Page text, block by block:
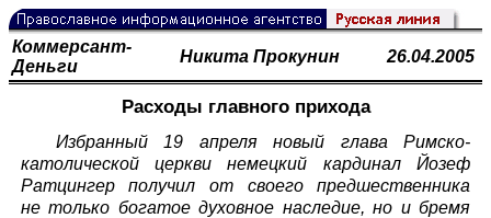
Коммерсант-
Деньги
Никита Прокунин 26.04.2005
Расходы главного прихода
Избранный 19 апреля новый глава Римско-
католической церкви немецкий кардинал Йозеф
Ратцингер получил от своего предшественника
не только богатое духовное наследие, но и бремя